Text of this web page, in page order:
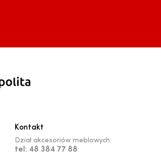
Kontakt
Dział akcesoriów meblowych:
tel: 48 384 77 88